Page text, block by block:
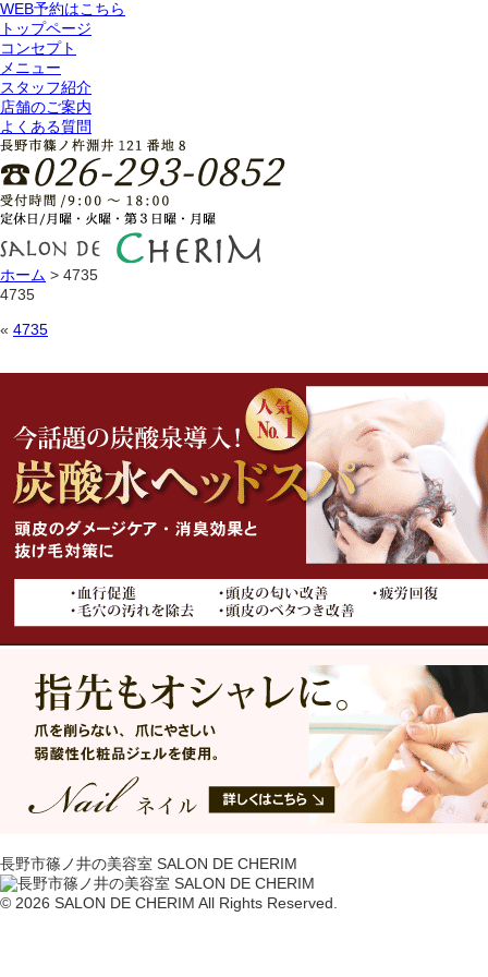
WEB予約はこちら
トップページ
コンセプト
メニュー
スタッフ紹介
店舗のご案内
よくある質問
ホーム > 4735
4735
« 4735
長野市篠ノ井の美容室 SALON DE CHERIM
© 2026 SALON DE CHERIM All Rights Reserved.